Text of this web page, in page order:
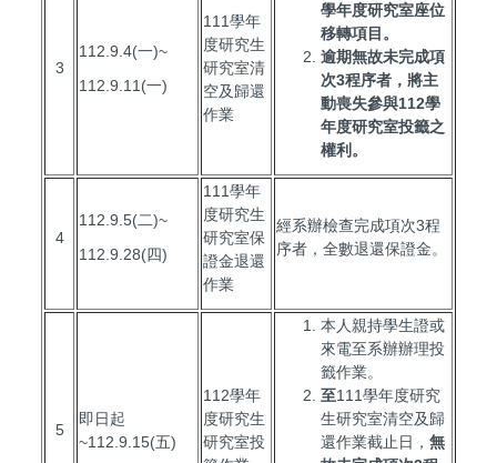
3
112.9.4(一)~
112.9.11(一)
111學年
度研究生
研究室清
空及歸還
作業
學年度研究室座位
移轉項目。
逾期無故未完成項
次3程序者，將主
動喪失參與112學
年度研究室投籤之
權利。
4
112.9.5(二)~
112.9.28(四)
111學年
度研究生
研究室保
證金退還
作業
經系辦檢查完成項次3程
序者，全數退還保證金。
5
即日起
~112.9.15(五)
112學年
度研究生
研究室投
本人親持學生證或
來電至系辦辦理投
籤作業。
至111學年度研究
生研究室清空及歸
還作業截止日， 無